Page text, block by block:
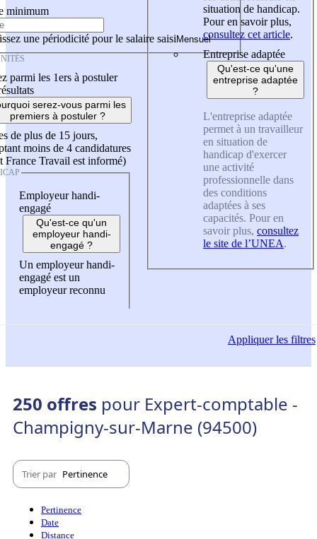
minimum
une périodicité pour le salaire saisi
parmi les 1ers à postuler
serez-vous parmi les
premiers à postuler ?
de plus de 15 jours,
moins de 4 candidatures
France Travail est informé)
Employeur handi-
engagé
Qu'est-ce qu'un
employeur handi-
engagé ?
Un employeur handi-
engagé est un
employeur reconnu
situation de handicap.
Pour en savoir plus,
consultez cet article.
Entreprise adaptée
Qu'est-ce qu'une
entreprise adaptée
?
L'entreprise adaptée
permet à un travailleur
en situation de
handicap d'exercer
une activité
professionnelle dans
des conditions
adaptées à ses
capacités. Pour en
savoir plus, consultez
le site de l’UNEA.
Appliquerles filtres
250 offres pour Expert-comptable -
Champigny-sur-Marne (94500)
Trier par Pertinence
Pertinence
Date
Distance